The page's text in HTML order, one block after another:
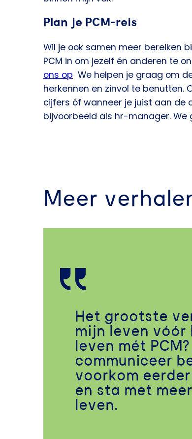
Plan je PCM-reis
Wil je ook samen meer bereiken
PCM in om jezelf én anderen te
ons op We helpen je graag om
herkennen en zinvol te benutten.
cijfers óf wanneer je juist aan de
bijvoorbeeld als hr-manager.
Meer
Het grootste
mijn leven vóór
leven mét
communiceer
voorkom
en sta met
leven.